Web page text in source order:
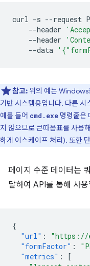
curl -s --request
--header
--header
--data
참고: 위의 예는
기반 시스템용입니다. 다른 시
예를 들어 cmd.exe 명령줄은
지 않으므로 큰따옴표를 사용
하게 이스케이프 처리). 또한
페이지 수준 데이터는
달하여 API를 통해 사
{
"url" : "https://
"formFactor" :
"metrics" :
[